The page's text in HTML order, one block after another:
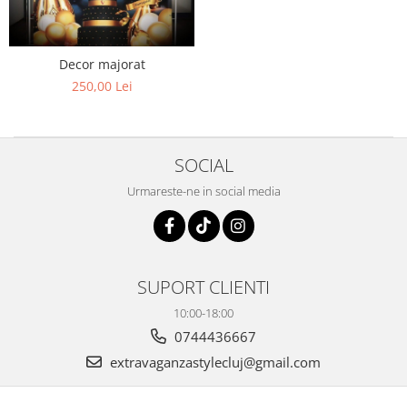
Decor majorat
250,00 Lei
SOCIAL
Urmareste-ne in social media
SUPORT CLIENTI
10:00-18:00
0744436667
extravaganzastylecluj@gmail.com